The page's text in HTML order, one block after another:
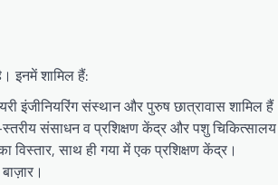
इनमें शामिल हैं:
इंजीनियरिंग संस्थान और पुरुष छात्रावास शामिल
संसाधन व प्रशिक्षण केंद्र और पशु
विस्तार, साथ ही गया में एक प्रशिक्षण केंद्र।